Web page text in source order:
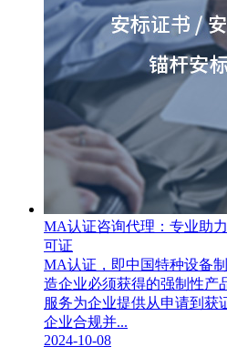
MA认证咨询代理：专业助
可证
MA认证，即中国特种设备
造企业必须获得的强制性产
服务为企业提供从申请到获
企业合规并...
2024-10-08